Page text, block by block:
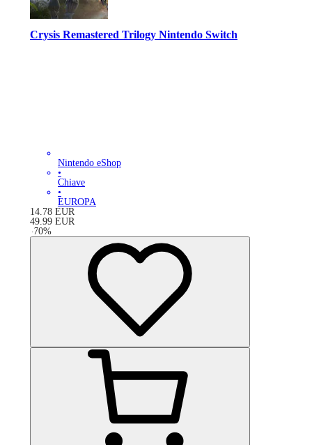
Crysis Remastered Trilogy Nintendo Switch
Nintendo eShop
•
Chiave
•
EUROPA
14.78 EUR
49.99 EUR
-70%